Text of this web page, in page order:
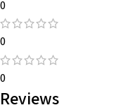
0
0
0
Reviews